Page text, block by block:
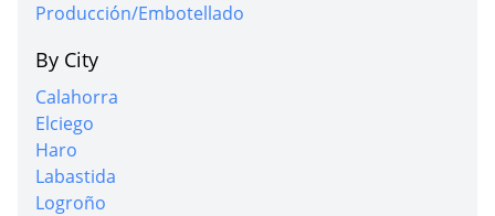
Producción/Embotellado
By City
Calahorra
Elciego
Haro
Labastida
Logroño